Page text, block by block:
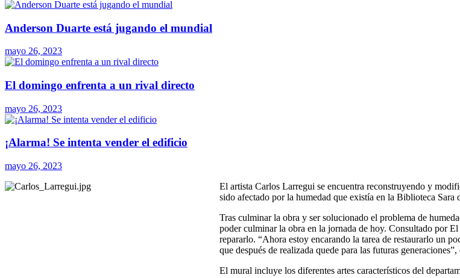
Anderson Duarte está jugando el mundial
mayo 26, 2023
El domingo enfrenta a un rival directo
mayo 26, 2023
¡Alarma! Se intenta vender el edificio
mayo 26, 2023
El artista Carlos Larregui se encuentra reconstruyendo y
sido afectado por la humedad que existía en la Biblioteca
Tras culminar la obra y ser solucionado el problema de
poder culminar la obra en la jornada de hoy. Consultado por
repararlo. “Ahora estoy encarando la tarea de restaurarlo un
que después de realizada quede para las futuras
El mural incluye los diferentes artes característicos del